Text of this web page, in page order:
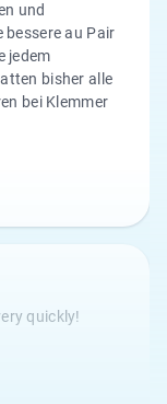
und
bessere au Pair
jedem
bisher alle
bei Klemmer
quickly!